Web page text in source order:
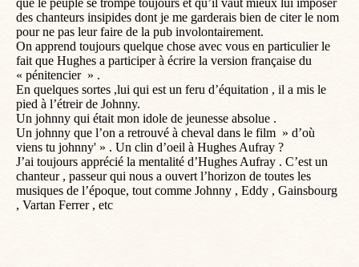
des chanteurs insipides dont je me garderais bien de citer le nom
pour ne pas leur faire de la pub involontairement.
On apprend toujours quelque chose avec vous en particulier le
fait que Hughes a participer à écrire la version française du
« pénitencier » .
En quelques sortes ,lui qui est un feru d’équitation , il a mis le
pied à l’étreir de Johnny.
Un johnny qui était mon idole de jeunesse absolue .
Un johnny que l’on a retrouvé à cheval dans le film » d’où
viens tu johnny' » . Un clin d’oeil à Hughes Aufray ?
J’ai toujours apprécié la mentalité d’Hughes Aufray . C’est un
chanteur , passeur qui nous a ouvert l’horizon de toutes les
musiques de l’époque, tout comme Johnny , Eddy , Gainsbourg
, Vartan Ferrer , etc